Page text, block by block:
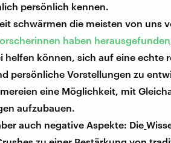
persönlich kennen.
schwärmen die meisten von uns
haben herausgefunden
helfen können, sich auf eine echte
persönliche Vorstellungen zu
eine Möglichkeit, mit
aufzubauen.
auch negative Aspekte: Die